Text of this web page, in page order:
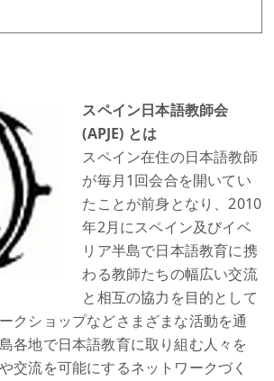
スペイン日本語教師会
(APJE) とは
スペイン在住の日本語教師
が毎月1回会合を開いてい
たことが前身となり、2010
年2月にスペイン及びイベ
リア半島で日本語教育に携
わる教師たちの幅広い交流
と相互の協力を目的として
クショップなどさまざまな活動を通
各地で日本語教育に取り組む人々を
交流を可能にするネットワークづく